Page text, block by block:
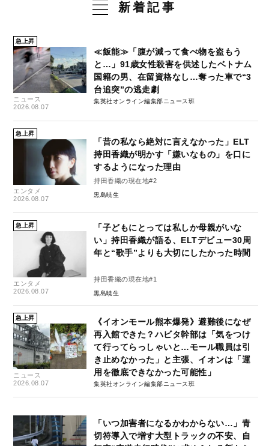
新着記事
急上昇
ニュース
2026.08.07
≪飯能≫「腹が減って食べ物を盗もう
と…」91歳女性殺害を供述したベトナム
国籍の男、在留資格なし…奪った車で“3
台追突”の逃走劇
集英社オンライン編集部ニュース班
急上昇
エンタメ
2026.08.07
「昔の私なら絶対に言えなかった」ELT
持田香織が明かす「嫌いなもの」を口に
するようになった理由
持田香織の現在地#2
黒島暁生
急上昇
エンタメ
2026.08.07
「子どもにとっては私しか母親がいな
い」持田香織が語る、ELTデビュー30周
年と“歌手”よりも大切にしたかった時間
持田香織の現在地#1
黒島暁生
急上昇
ニュース
2026.08.07
《イオンモール熊本爆発》避難後になぜ
再入館できた？ハビタ幹部は「気をつけ
て行ってらっしゃいと…モール職員は引
き止めなかった」と主張、イオンは「運
用を徹底できなかった可能性」
集英社オンライン編集部ニュース班
「いつ加害者になるかわからない…」青
切符導入で増す大型トラックの不安、自